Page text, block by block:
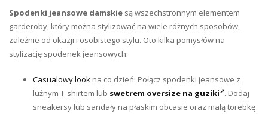
Spodenki jeansowe damskie są wszechstronnym elementem
garderoby, który można stylizować na wiele różnych sposobów,
zależnie od okazji i osobistego stylu. Oto kilka pomysłów na
stylizację spodenek jeansowych:
Casualowy look na co dzień: Połącz spodenki jeansowe z
luźnym T-shirtem lub swetrem oversize na guziki . Dodaj
sneakersy lub sandały na płaskim obcasie oraz małą torebkę